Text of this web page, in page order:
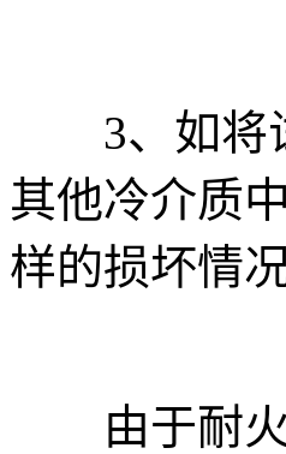
3、如将试
其他冷介质
样的损坏情况
由于耐火